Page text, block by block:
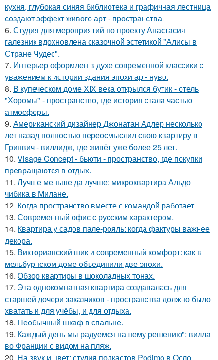
кухня, глубокая синяя библиотека и графичная лестница
создают эффект живого арт - пространства.
6. Студия для мероприятий по проекту Анастасия
галезник вдохновлена сказочной эстетикой "Алисы в
Стране Чудес".
7. Интерьер оформлен в духе современной классики с
уважением к истории здания эпохи ар - нуво.
8. В купеческом доме XIX века открылся бутик - отель
"Хоромы" - пространство, где история стала частью
атмосферы.
9. Американский дизайнер Джонатан Адлер несколько
лет назад полностью переосмыслил свою квартиру в
Гринвич - виллидж, где живёт уже более 25 лет.
10. Visage Concept - бьюти - пространство, где покупки
превращаются в отдых.
11. Лучше меньше да лучше: микроквартира Альдо
чибика в Милане.
12. Когда пространство вместе с командой работает.
13. Современный офис с русским характером.
14. Квартира у садов пале-рояль: когда фактуры важнее
декора.
15. Викторианский шик и современный комфорт: как в
мельбурнском доме объединили две эпохи.
16. Обзор квартиры в шоколадных тонах.
17. Эта однокомнатная квартира создавалась для
старшей дочери заказчиков - пространства должно было
хватать и для учёбы, и для отдыха.
18. Необычный шкаф в спальне.
19. Каждый день мы радуемся нашему решению": вилла
во Франции с видом на пляж.
20. На звук и цвет: студия подкастов Podimo в Осло.